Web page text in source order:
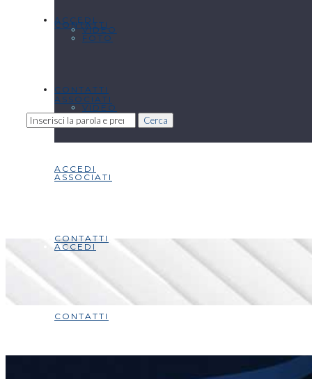
ACCEDI
CONTATTI
CONTATTI
Cerca
VIDEO
ASSOCIATI
ACCEDI
CONTATTI
FOTO
VIDEO
ASSOCIATI
ACCEDI
CONTATTI